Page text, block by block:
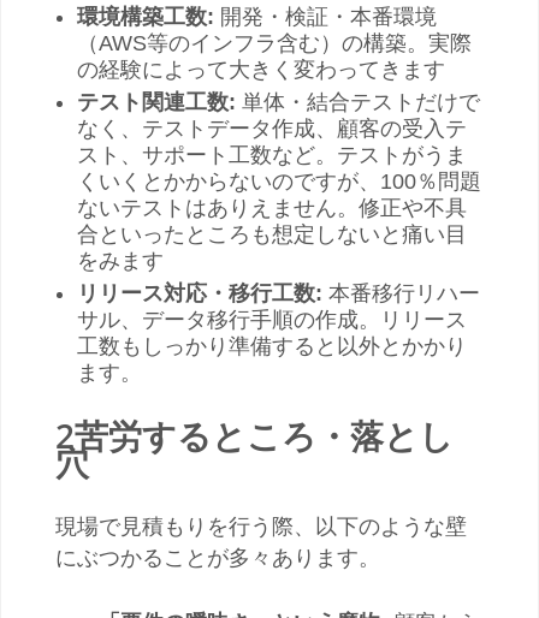
環境構築工数: 開発・検証・本番環境
（AWS等のインフラ含む）の構築。実際
の経験によって大きく変わってきます
テスト関連工数: 単体・結合テストだけで
なく、テストデータ作成、顧客の受入テ
スト、サポート工数など。テストがうま
くいくとかからないのですが、100％問題
ないテストはありえません。修正や不具
合といったところも想定しないと痛い目
をみます
リリース対応・移行工数: 本番移行リハー
サル、データ移行手順の作成。リリース
工数もしっかり準備すると以外とかかり
ます。
2苦労するところ・落とし
穴
現場で見積もりを行う際、以下のような壁
にぶつかることが多々あります。